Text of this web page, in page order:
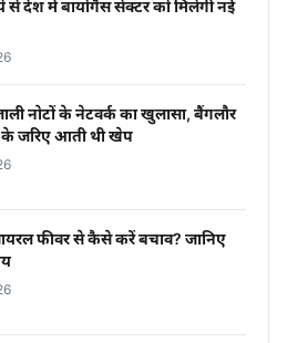
से देश में बायोगैस सेक्टर को मिलेगी नई
नोटों के नेटवर्क का खुलासा, बैंगलौर
के जरिए आती थी खेप
फीवर से कैसे करें बचाव? जानिए